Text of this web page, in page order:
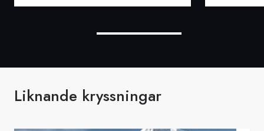
Liknande kryssningar